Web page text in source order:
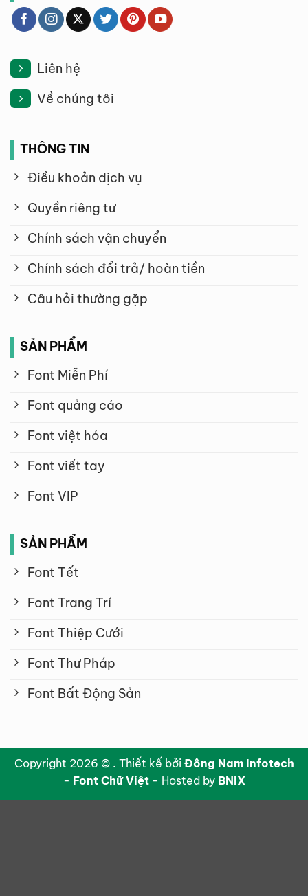
Liên hệ
Về chúng tôi
THÔNG TIN
Điều khoản dịch vụ
Quyền riêng tư
Chính sách vận chuyển
Chính sách đổi trả/ hoàn tiền
Câu hỏi thường gặp
SẢN PHẨM
Font Miễn Phí
Font quảng cáo
Font việt hóa
Font viết tay
Font VIP
SẢN PHẨM
Font Tết
Font Trang Trí
Font Thiệp Cưới
Font Thư Pháp
Font Bất Động Sản
Copyright 2026 © . Thiết kế bởi Đông Nam Infotech
- Font Chữ Việt- Hosted by BNIX